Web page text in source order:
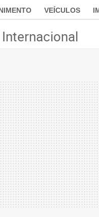
VEÍCULOS
Internacional